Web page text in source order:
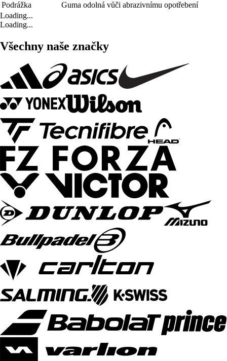
Podrážka
Guma odolná vůči abrazivnímu opotřebení
Loading...
Loading...
Všechny naše značky